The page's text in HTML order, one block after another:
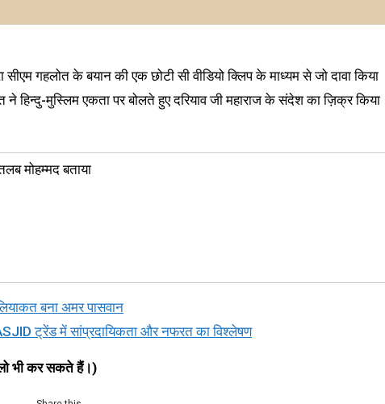
गहलोत के बयान की एक छोटी सी वीडियो क्लिप के माध्यम से जो दावा किया
ने हिन्दु-मुस्लिम एकता पर बोलते हुए दरियाव जी महाराज के संदेश का ज़िक्र किया
मोहम्मद बताया
बना अमर पासवान
ट्रेंड में सांप्रदायिकता और नफरत का विश्लेषण
भी कर सकते हैं।)